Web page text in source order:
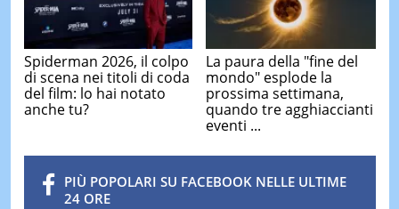
Spiderman 2026, il colpo
di scena nei titoli di coda
del film: lo hai notato
anche tu?
La paura della "fine del
mondo" esplode la
prossima settimana,
quando tre agghiaccianti
eventi ...
PIÙ POPOLARI SU FACEBOOK NELLE ULTIME
24 ORE